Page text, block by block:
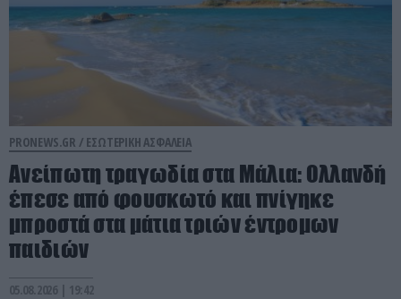
PRONEWS.GR / ΕΣΩΤΕΡΙΚΗ ΑΣΦΑΛΕΙΑ
Ανείπωτη τραγωδία στα Μάλια: Ολλανδή
έπεσε από φουσκωτό και πνίγηκε
μπροστά στα μάτια τριών έντρομων
παιδιών
05.08.2026 | 19:42